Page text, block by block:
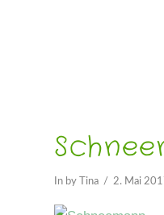
In by Tina 2. Mai